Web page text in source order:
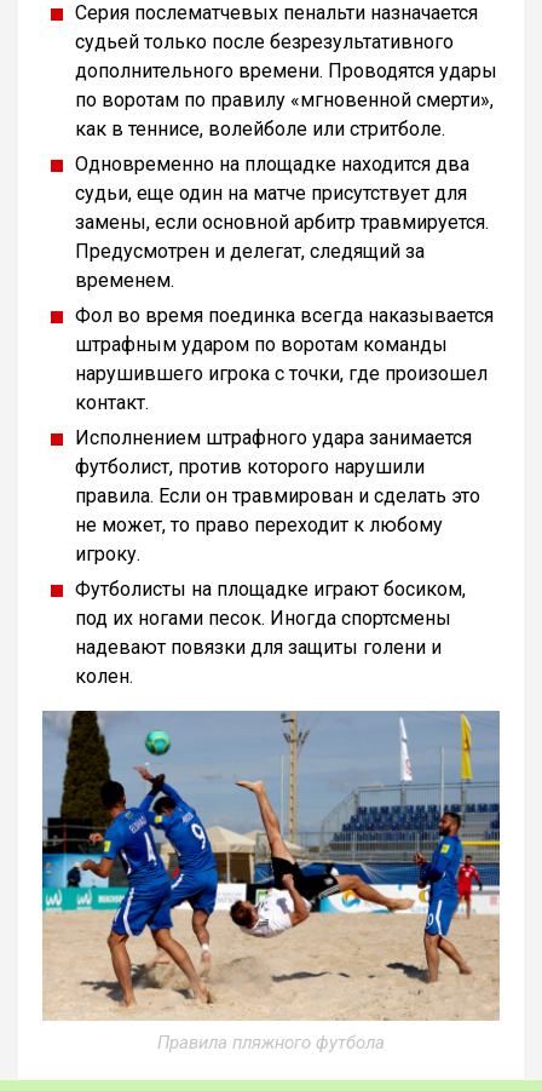
Серия послематчевых пенальти назначается
судьей только после безрезультативного
дополнительного времени. Проводятся удары
по воротам по правилу «мгновенной смерти»,
как в теннисе, волейболе или стритболе.
Одновременно на площадке находится два
судьи, еще один на матче присутствует для
замены, если основной арбитр травмируется.
Предусмотрен и делегат, следящий за
временем.
Фол во время поединка всегда наказывается
штрафным ударом по воротам команды
нарушившего игрока с точки, где произошел
контакт.
Исполнением штрафного удара занимается
футболист, против которого нарушили
правила. Если он травмирован и сделать это
не может, то право переходит к любому
игроку.
Футболисты на площадке играют босиком,
под их ногами песок. Иногда спортсмены
надевают повязки для защиты голени и
колен.
Правила пляжного футбола